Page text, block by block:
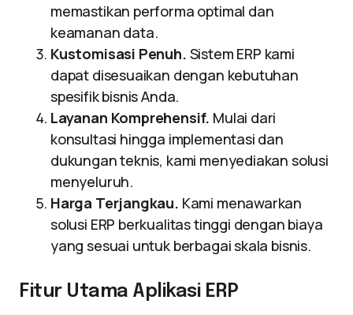
memastikan performa optimal dan
keamanan data.
Kustomisasi Penuh. Sistem ERP kami
dapat disesuaikan dengan kebutuhan
spesifik bisnis Anda.
Layanan Komprehensif. Mulai dari
konsultasi hingga implementasi dan
dukungan teknis, kami menyediakan solusi
menyeluruh.
Harga Terjangkau. Kami menawarkan
solusi ERP berkualitas tinggi dengan biaya
yang sesuai untuk berbagai skala bisnis.
Fitur Utama Aplikasi ERP